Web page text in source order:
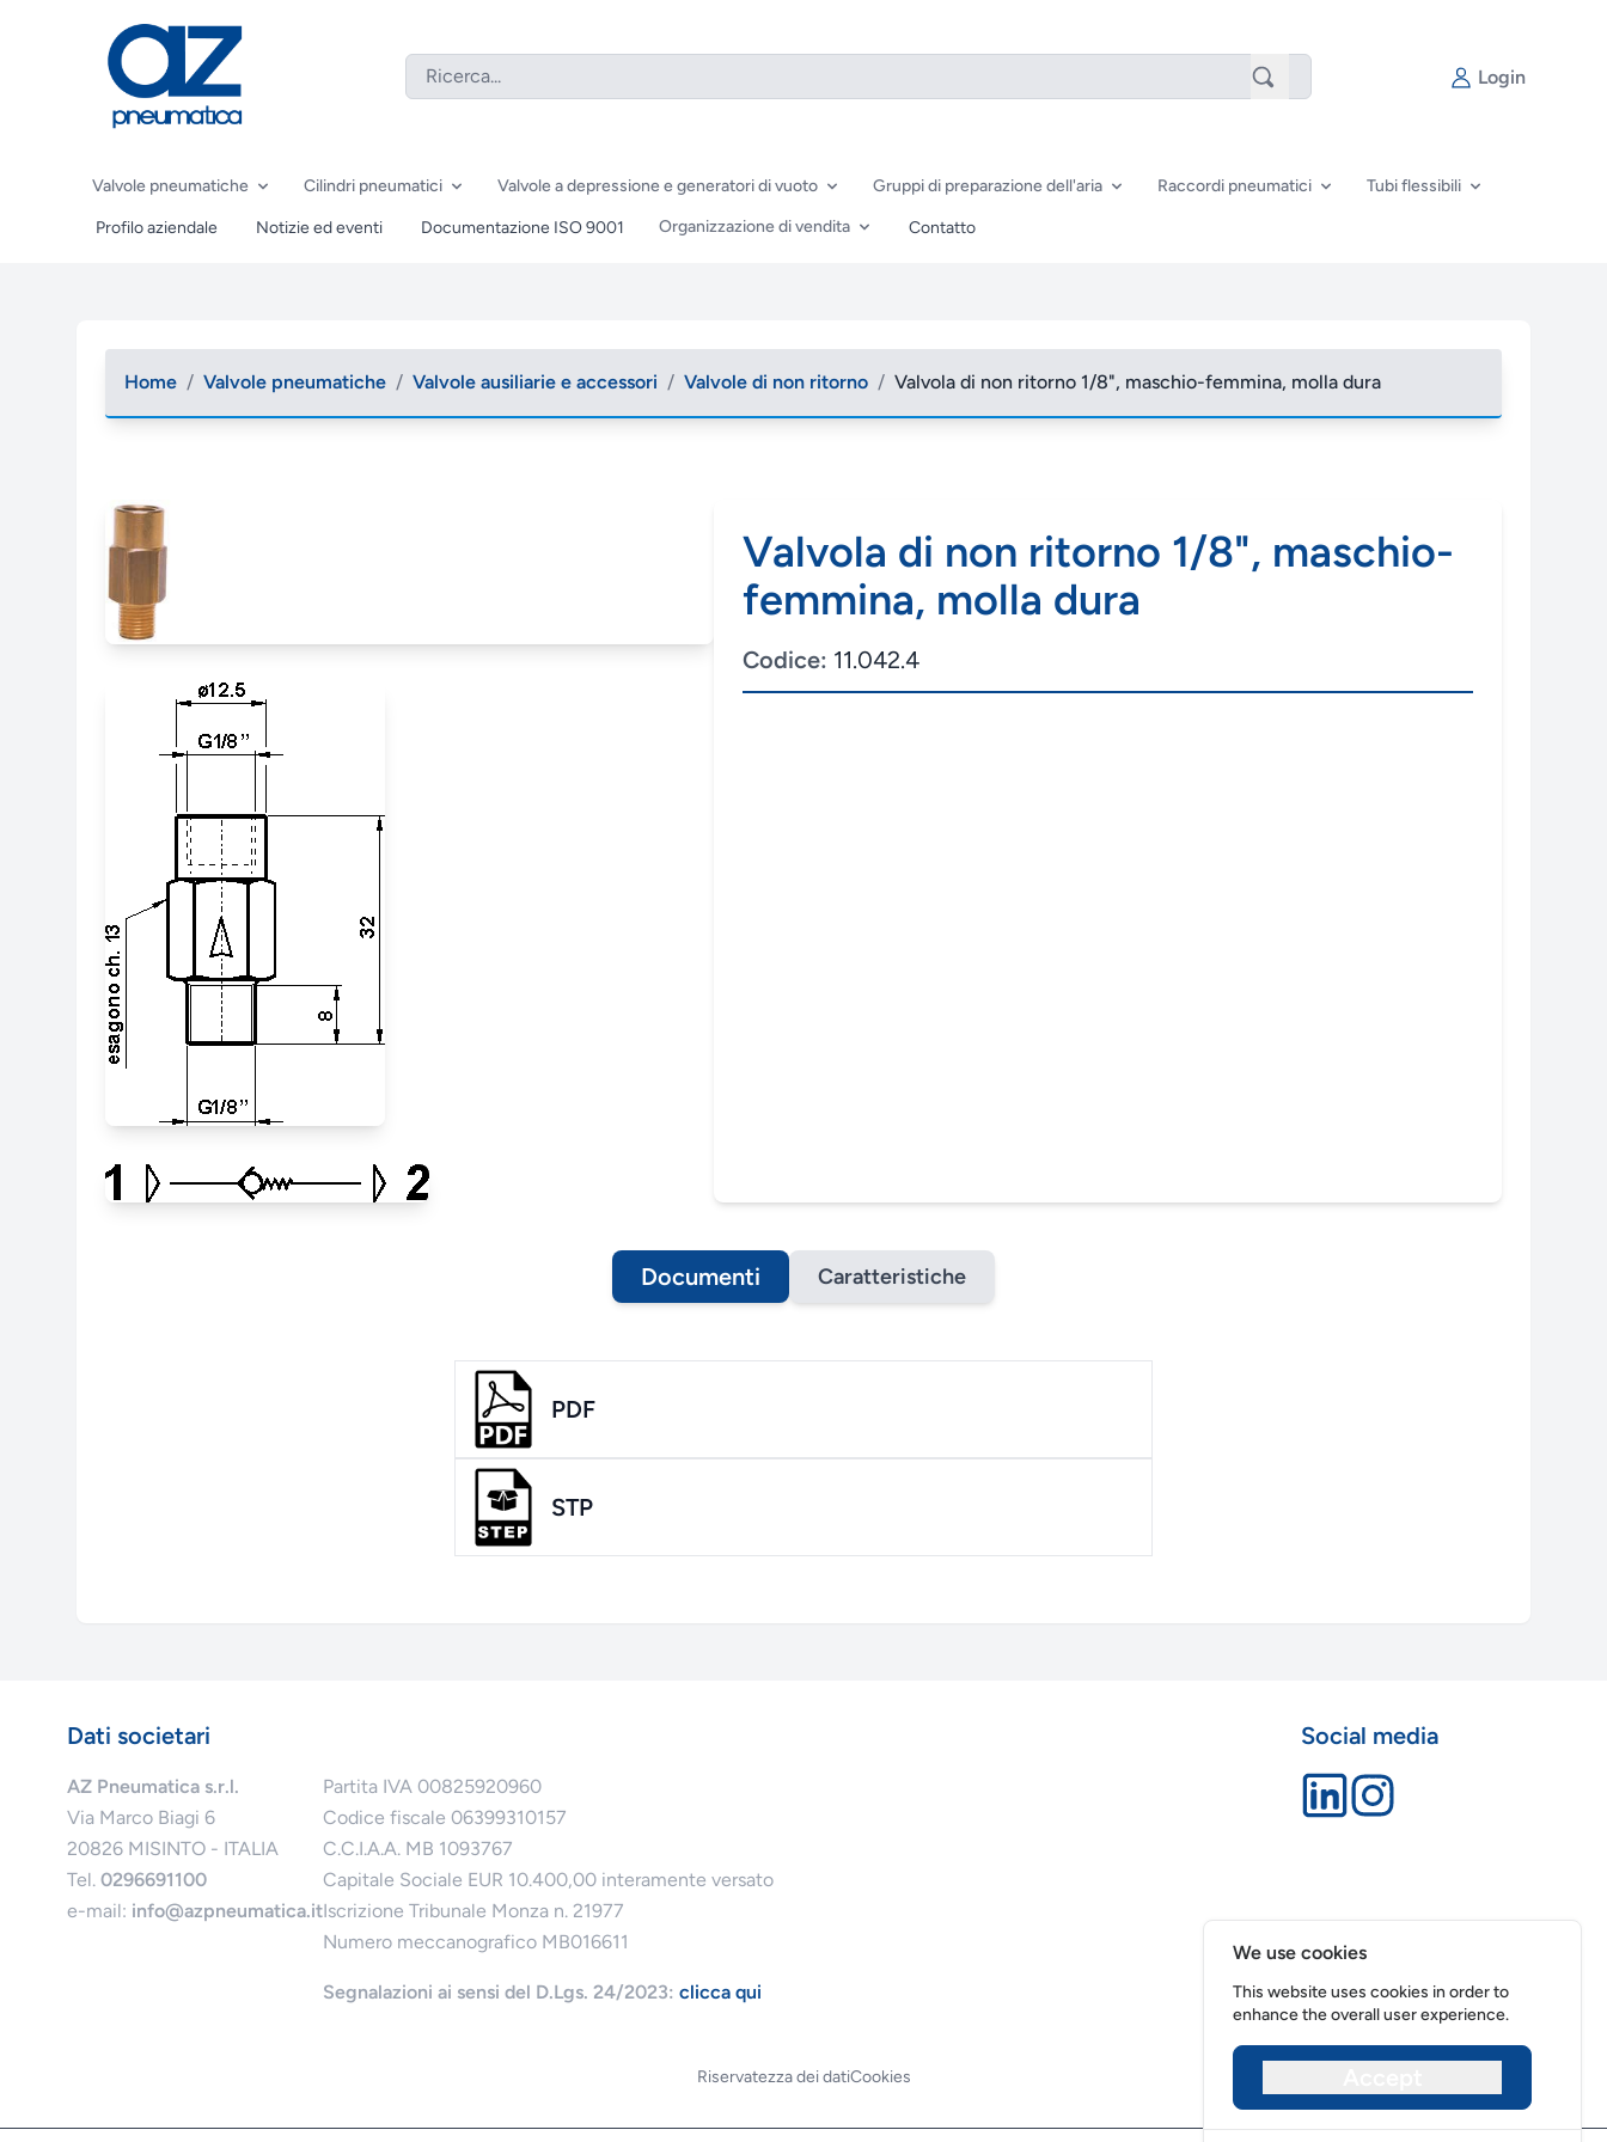
Login
Valvole pneumatiche Cilindri pneumatici Valvole a depressione e generatori di vuoto Gruppi di preparazione dell'aria Raccordi pneumatici Tubi flessibili
Profilo aziendale Notizie ed eventi Documentazione ISO 9001 Organizzazione di vendita Contatto
Home / Valvole pneumatiche / Valvole ausiliarie e accessori / Valvole di non ritorno / Valvola di non ritorno 1/8", maschio-femmina, molla dura
Valvola di non ritorno 1/8", maschio-
femmina, molla dura
Codice: 11.042.4
Documenti Caratteristiche
PDF
STP
Dati societari
AZ Pneumatica s.r.l.
Via Marco Biagi 6
20826 MISINTO - ITALIA
Tel. 0296691100
e-mail: info@azpneumatica.it
Partita IVA 00825920960
Codice fiscale 06399310157
C.C.I.A.A. MB 1093767
Capitale Sociale EUR 10.400,00 interamente versato
Iscrizione Tribunale Monza n. 21977
Numero meccanografico MB016611
Segnalazioni ai sensi del D.Lgs. 24/2023: clicca qui
Social media
Riservatezza dei datiCookies
We use cookies
This website uses cookies in order to
enhance the overall user experience.